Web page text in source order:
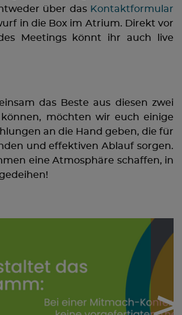
über das Kontaktformular
in die Box im Atrium. Direkt vor
Meetings könnt ihr auch live
das Beste aus diesen zwei
möchten wir euch einige
an die Hand geben, die für
und effektiven Ablauf sorgen.
eine Atmosphäre schaffen, in